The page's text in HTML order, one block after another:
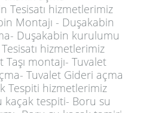
Tesisatı hizmetlerimiz
Montajı - Duşakabin
Duşakabin kurulumu
hizmetlerimiz
Taşı montajı- Tuvalet
Tuvalet Gideri açma
Tespiti hizmetlerimiz
kaçak tespiti- Boru su